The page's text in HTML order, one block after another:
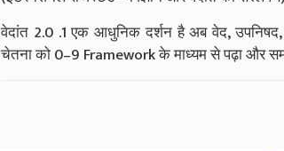
वेदांत 2.0 .1 एक आधुनिक दर्शन है अब वेद, उपनिषद,
चेतना को 0–9 Framework के माध्यम से पढ़ा और